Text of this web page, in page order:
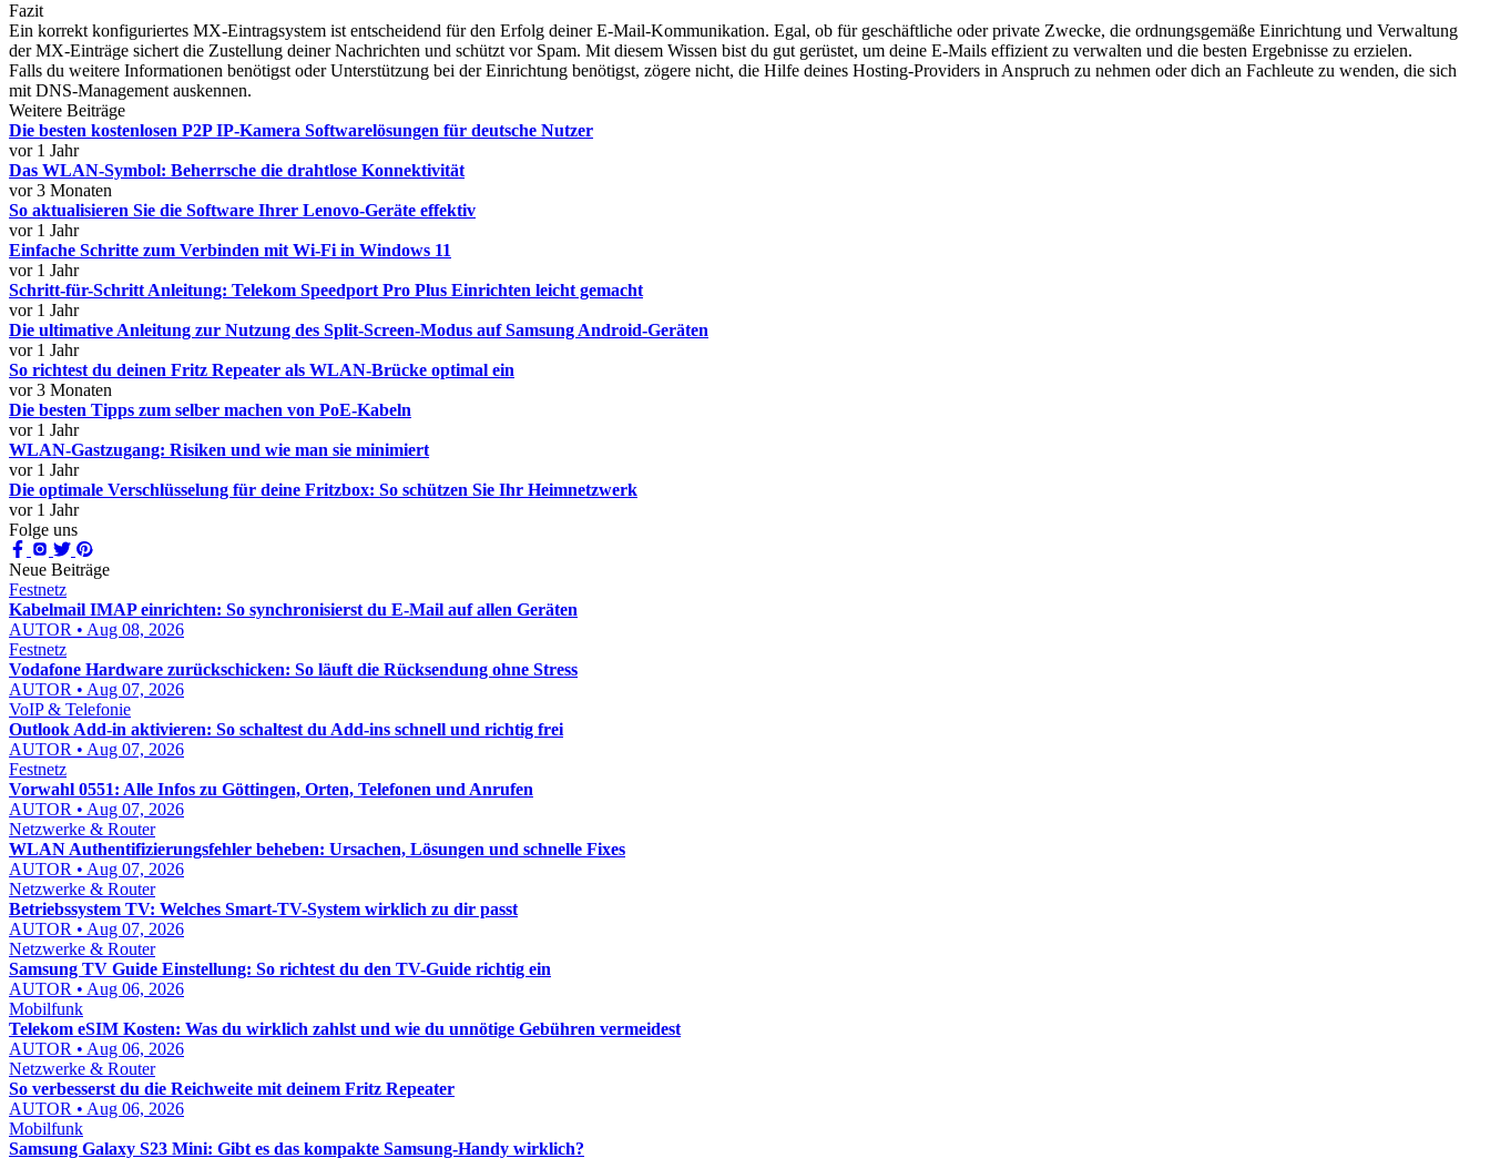
Fazit
Ein korrekt konfiguriertes MX-Eintragsystem ist entscheidend für den Erfolg deiner E-Mail-Kommunikation. Egal, ob für geschäftliche oder private Zwecke, die ordnungsgemäße Einrichtung und Verwaltung
der MX-Einträge sichert die Zustellung deiner Nachrichten und schützt vor Spam. Mit diesem Wissen bist du gut gerüstet, um deine E-Mails effizient zu verwalten und die besten Ergebnisse zu erzielen.
Falls du weitere Informationen benötigst oder Unterstützung bei der Einrichtung benötigst, zögere nicht, die Hilfe deines Hosting-Providers in Anspruch zu nehmen oder dich an Fachleute zu wenden, die sich
mit DNS-Management auskennen.
Weitere Beiträge
Die besten kostenlosen P2P IP-Kamera Softwarelösungen für deutsche Nutzer
vor 1 Jahr
Das WLAN-Symbol: Beherrsche die drahtlose Konnektivität
vor 3 Monaten
So aktualisieren Sie die Software Ihrer Lenovo-Geräte effektiv
vor 1 Jahr
Einfache Schritte zum Verbinden mit Wi-Fi in Windows 11
vor 1 Jahr
Schritt-für-Schritt Anleitung: Telekom Speedport Pro Plus Einrichten leicht gemacht
vor 1 Jahr
Die ultimative Anleitung zur Nutzung des Split-Screen-Modus auf Samsung Android-Geräten
vor 1 Jahr
So richtest du deinen Fritz Repeater als WLAN-Brücke optimal ein
vor 3 Monaten
Die besten Tipps zum selber machen von PoE-Kabeln
vor 1 Jahr
WLAN-Gastzugang: Risiken und wie man sie minimiert
vor 1 Jahr
Die optimale Verschlüsselung für deine Fritzbox: So schützen Sie Ihr Heimnetzwerk
vor 1 Jahr
Folge uns
Neue Beiträge
Festnetz
Kabelmail IMAP einrichten: So synchronisierst du E-Mail auf allen Geräten
AUTOR • Aug 08, 2026
Festnetz
Vodafone Hardware zurückschicken: So läuft die Rücksendung ohne Stress
AUTOR • Aug 07, 2026
VoIP & Telefonie
Outlook Add-in aktivieren: So schaltest du Add-ins schnell und richtig frei
AUTOR • Aug 07, 2026
Festnetz
Vorwahl 0551: Alle Infos zu Göttingen, Orten, Telefonen und Anrufen
AUTOR • Aug 07, 2026
Netzwerke & Router
WLAN Authentifizierungsfehler beheben: Ursachen, Lösungen und schnelle Fixes
AUTOR • Aug 07, 2026
Netzwerke & Router
Betriebssystem TV: Welches Smart-TV-System wirklich zu dir passt
AUTOR • Aug 07, 2026
Netzwerke & Router
Samsung TV Guide Einstellung: So richtest du den TV-Guide richtig ein
AUTOR • Aug 06, 2026
Mobilfunk
Telekom eSIM Kosten: Was du wirklich zahlst und wie du unnötige Gebühren vermeidest
AUTOR • Aug 06, 2026
Netzwerke & Router
So verbesserst du die Reichweite mit deinem Fritz Repeater
AUTOR • Aug 06, 2026
Mobilfunk
Samsung Galaxy S23 Mini: Gibt es das kompakte Samsung-Handy wirklich?